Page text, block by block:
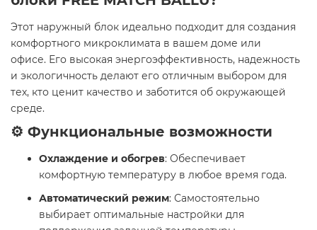
Этот наружный блок идеально подходит для создания
комфортного микроклимата в вашем доме или
офисе. Его высокая энергоэффективность, надежность
и экологичность делают его отличным выбором для
тех, кто ценит качество и заботится об окружающей
среде.​
⚙️ Функциональные возможности
Охлаждение и обогрев: Обеспечивает
комфортную температуру в любое время года.
Автоматический режим: Самостоятельно
выбирает оптимальные настройки для